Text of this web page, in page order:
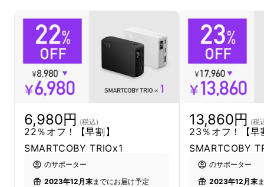
CIOのモバイルバッテリーの代名詞となった
SMARTCOBYシリーズ。
6,980円 (税込)
22％オフ！【早割】
SMARTCOBY TRIOx1
のサポーター
2023年12月末までにお届け予定
13,860円 (税
23％オフ！【早
SMARTCOBY
のサポーター
2023年12月末